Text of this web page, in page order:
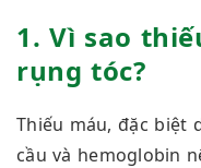
1. Vì sao
rụng tóc?
Thiếu máu, đặc biệt
cầu và hemoglobin